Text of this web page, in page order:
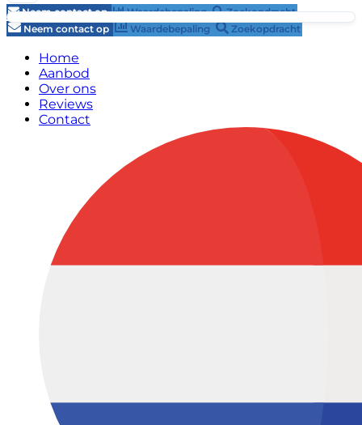
Neem contact op Waardebepaling
Zoekopdracht
Neem contact op
Waardebepaling Zoekopdracht
Home
Aanbod
Over ons
Reviews
Contact